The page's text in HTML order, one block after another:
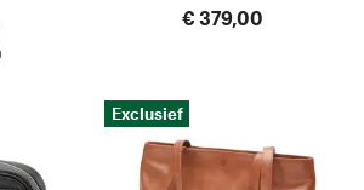
€ 379,00
Exclusief